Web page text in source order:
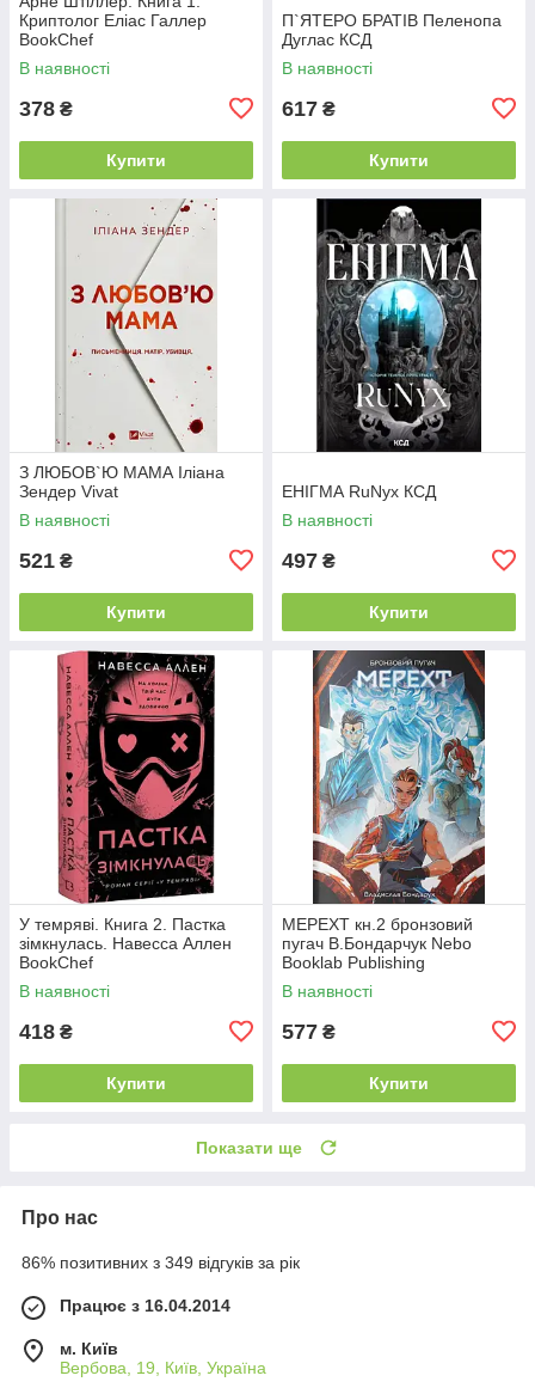
Криптолог Еліас Галлер
BookChef
В наявності
378 ₴
Купити
П`ЯТЕРО БРАТІВ Пеленопа
Дуглас КСД
В наявності
617 ₴
Купити
З ЛЮБОВ`Ю МАМА Іліана
Зендер Vivat
В наявності
521 ₴
Купити
ЕНІГМА RuNyx КСД
В наявності
497 ₴
Купити
У темряві. Книга 2. Пастка
зімкнулась. Навесса Аллен
BookChef
В наявності
418 ₴
Купити
МЕРЕХТ кн.2 бронзовий
пугач В.Бондарчук Nebo
Booklab Publishing
В наявності
577 ₴
Купити
Показати ще
Про нас
86% позитивних з 349 відгуків за рік
Працює з 16.04.2014
м. Київ
Вербова, 19, Київ, Україна